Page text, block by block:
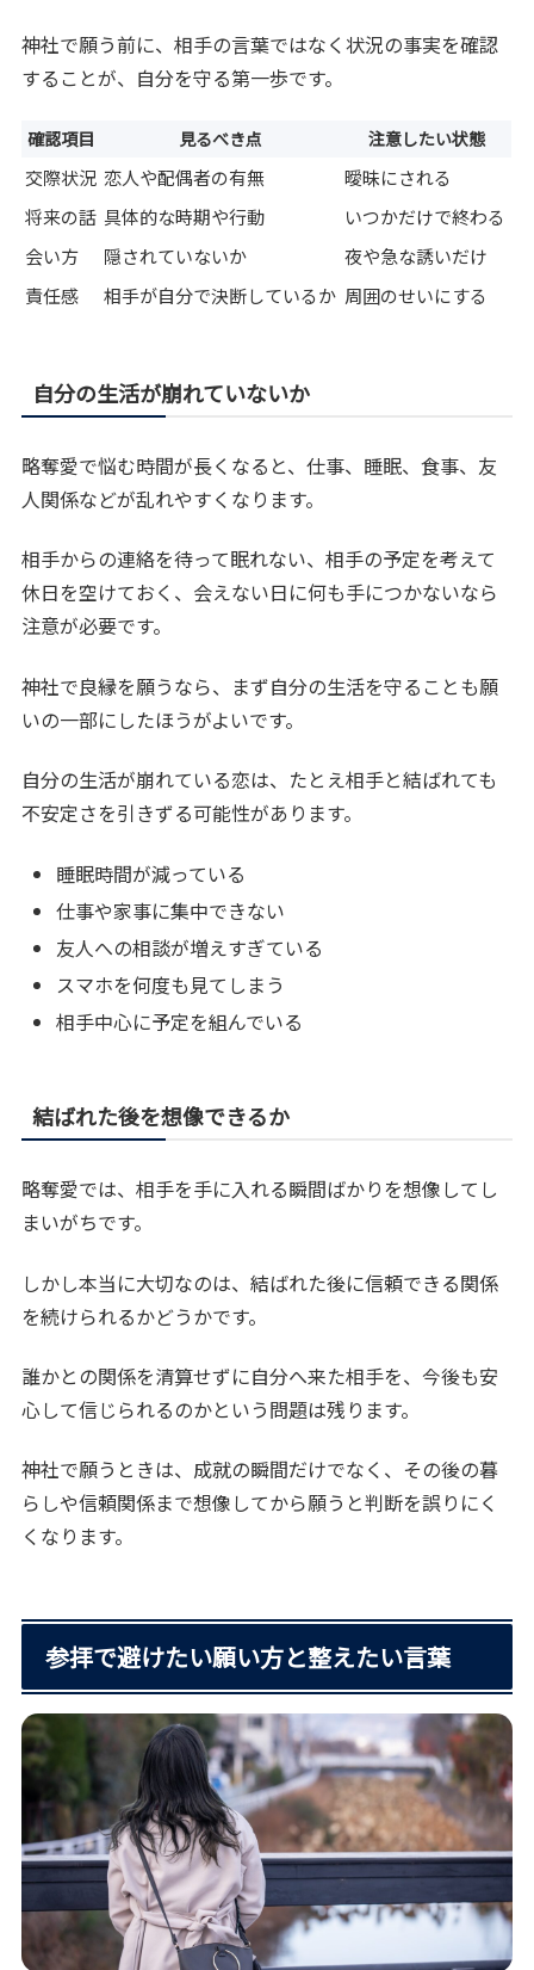
神社で願う前に、相手の言葉ではなく状況の事実を確認
することが、自分を守る第一歩です。
確認項目 見るべき点 注意したい状態
交際状況 恋人や配偶者の有無
曖昧にされる
将来の話 具体的な時期や行動
いつかだけで終わる
会い方
隠されていないか
夜や急な誘いだけ
責任感
相手が自分で決断しているか 周囲のせいにする
自分の生活が崩れていないか
略奪愛で悩む時間が長くなると、仕事、睡眠、食事、友
人関係などが乱れやすくなります。
相手からの連絡を待って眠れない、相手の予定を考えて
休日を空けておく、会えない日に何も手につかないなら
注意が必要です。
神社で良縁を願うなら、まず自分の生活を守ることも願
いの一部にしたほうがよいです。
自分の生活が崩れている恋は、たとえ相手と結ばれても
不安定さを引きずる可能性があります。
睡眠時間が減っている
仕事や家事に集中できない
友人への相談が増えすぎている
スマホを何度も見てしまう
相手中心に予定を組んでいる
結ばれた後を想像できるか
略奪愛では、相手を手に入れる瞬間ばかりを想像してし
まいがちです。
しかし本当に大切なのは、結ばれた後に信頼できる関係
を続けられるかどうかです。
誰かとの関係を清算せずに自分へ来た相手を、今後も安
心して信じられるのかという問題は残ります。
神社で願うときは、成就の瞬間だけでなく、その後の暮
らしや信頼関係まで想像してから願うと判断を誤りにく
くなります。
参拝で避けたい願い方と整えたい言葉